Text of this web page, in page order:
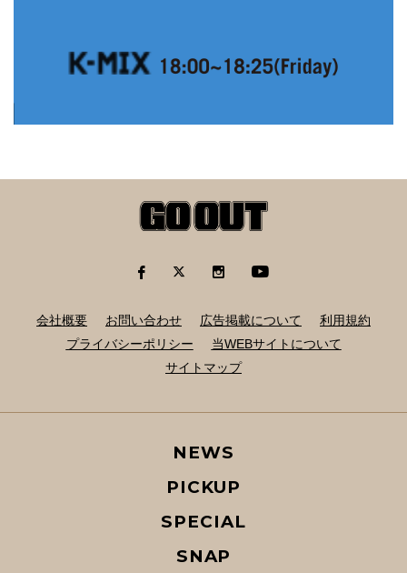
会社概要 お問い合わせ 広告掲載について
利用規約
プライバシーポリシー
当WEBサイトについて
サイトマップ
NEWS
PICKUP
SPECIAL
SNAP